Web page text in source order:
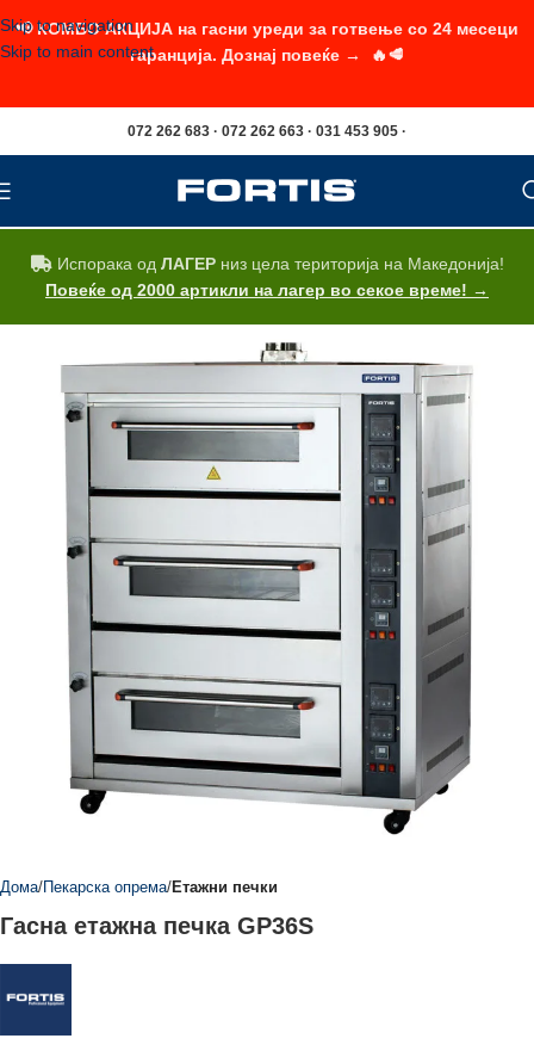
Skip to navigation
Skip to main content
072 262 683 · 072 262 663 · 031 453 905 ·
Испорака од ЛАГЕРниз цела територија на Македонија!
Повеќе од 2000 артикли на лагер во секое време! →
Дома Пекарска опрема Етажни печки
Гасна етажна печка GP36S
📢 КОМБО АКЦИЈА на гасни уреди за готвење со 24 месеци
гаранција. Дознај повеќе → 🔥🥩